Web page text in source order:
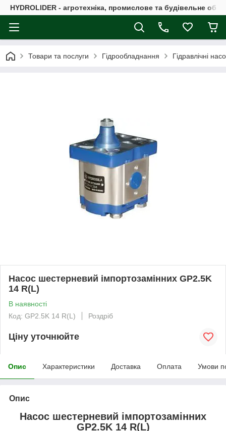
HYDROLIDER - агротехніка, промислове та будівельне
Товари та послуги Гідрообладнання Гідравлічні
Насос шестерневий імпортозамінних GP2.5K
14 R(L)
В наявності
Код: GP2.5K 14 R(L)
Роздріб
Ціну уточнюйте
Опис Характеристики Доставка Оплата Умови
Опис
Насос шестерневий імпортозамінних
GP2.5K 14 R(L)